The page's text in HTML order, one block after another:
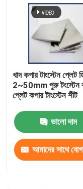
খাদ কপার টাংস্টেন প্লেট
2~50mm পুরু টংস্টেন
প্লেট কপার টাংস্টেন শীট
ভালো দাম
আমাদের সাথে